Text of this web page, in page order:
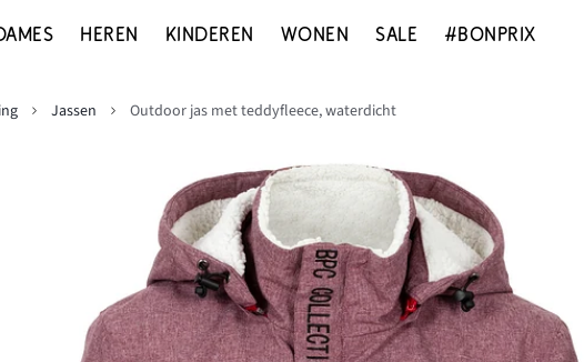
HEREN KINDEREN WONEN SALE #BONPRIX
Jassen Outdoor jas met teddyfleece, waterdicht